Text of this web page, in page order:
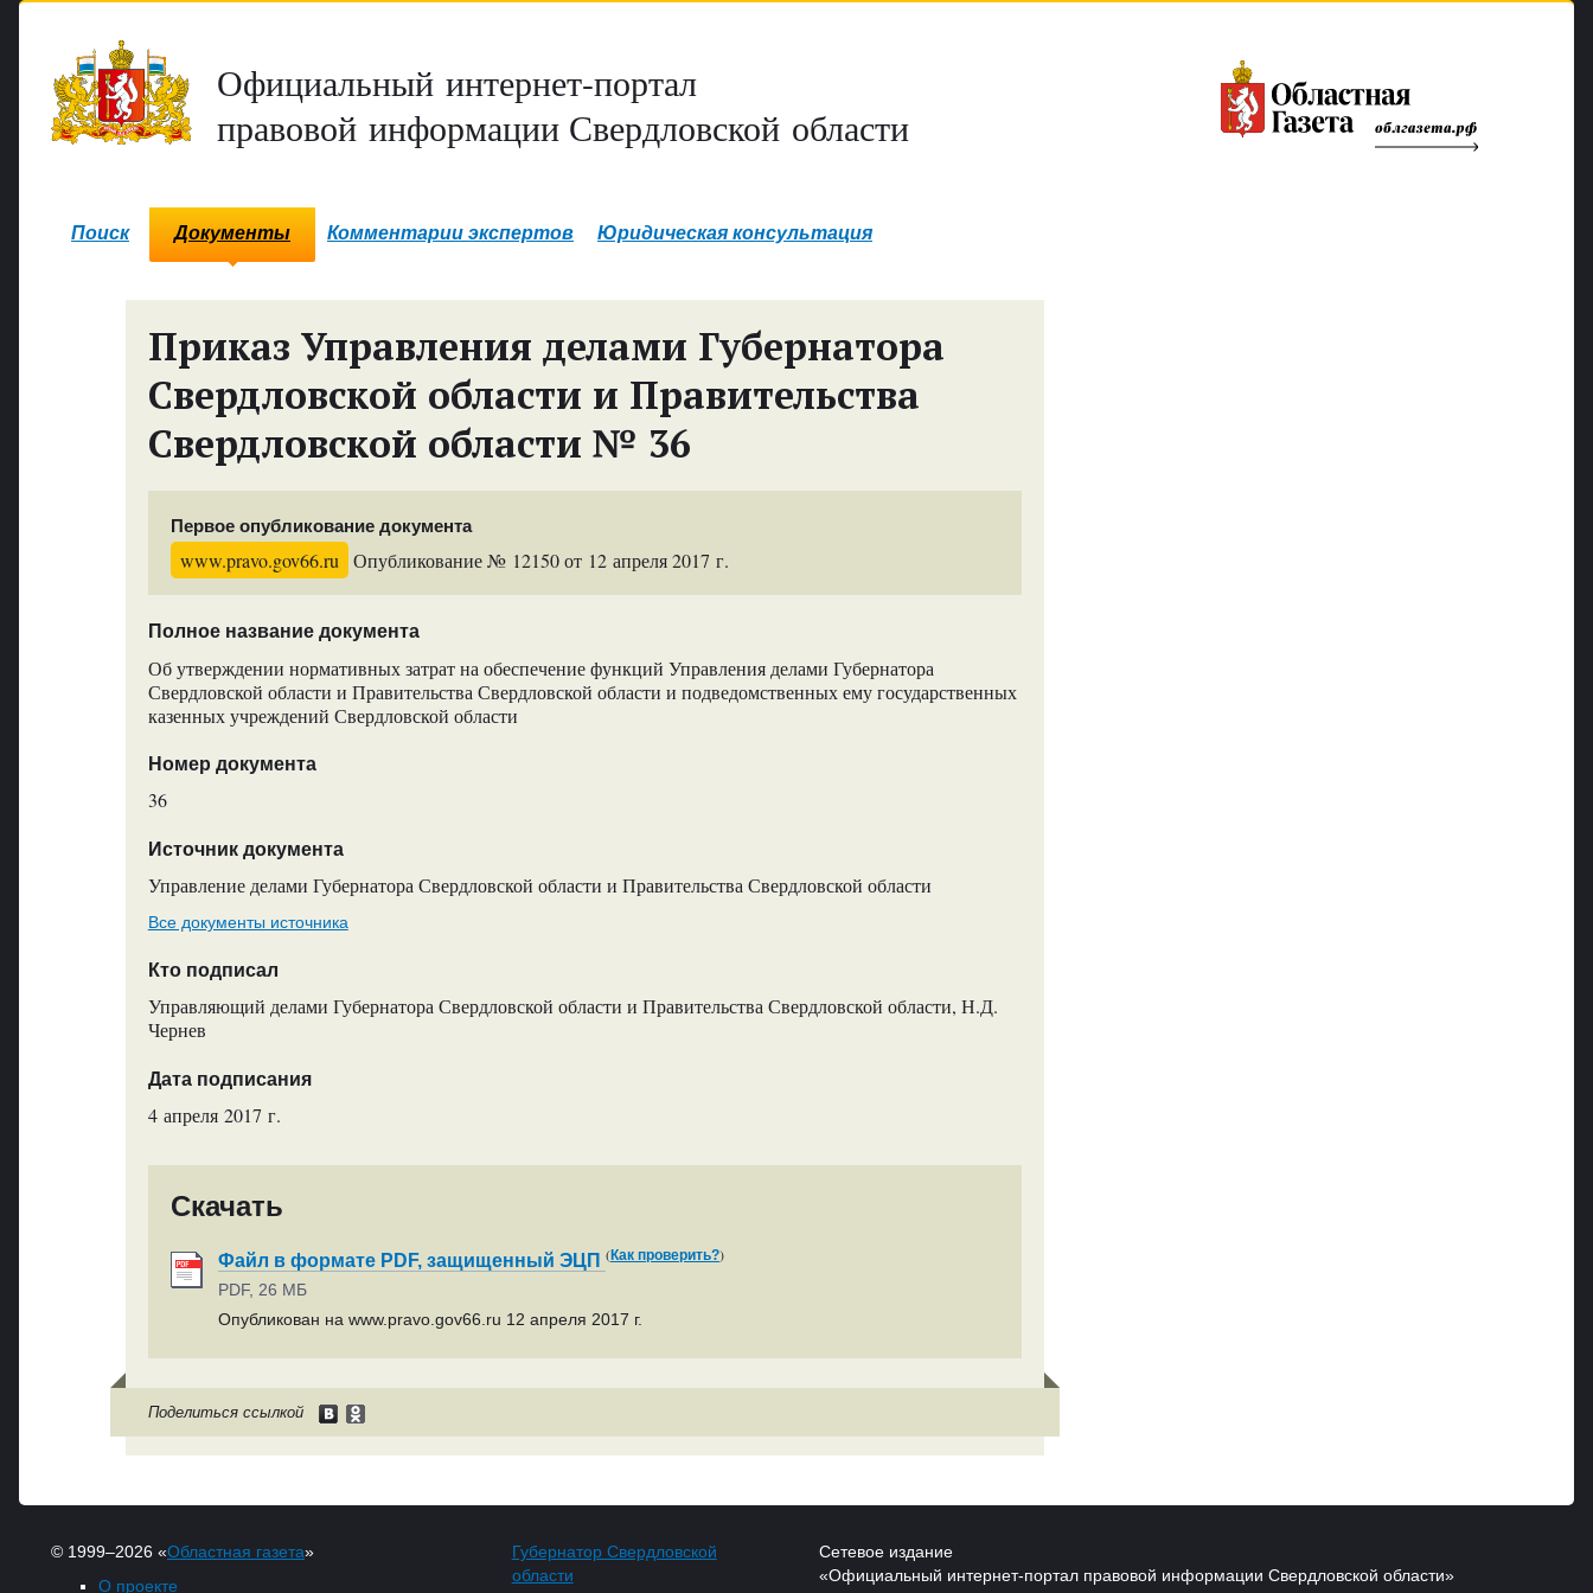
Официальный интернет-портал
правовой информации Свердловской области
Поиск Документы Комментарии экспертов Юридическая консультация
Приказ Управления делами Губернатора
Свердловской области и Правительства
Свердловской области № 36
Первое опубликование документа
www.pravo.gov66.ru Опубликование № 12150 от 12 апреля 2017 г.
Полное название документа
Об утверждении нормативных затрат на обеспечение функций Управления делами Губернатора
Свердловской области и Правительства Свердловской области и подведомственных ему государственных
казенных учреждений Свердловской области
Номер документа
36
Источник документа
Управление делами Губернатора Свердловской области и Правительства Свердловской области
Все документы источника
Кто подписал
Управляющий делами Губернатора Свердловской области и Правительства Свердловской области, Н.Д.
Чернев
Дата подписания
4 апреля 2017 г.
Скачать
Файл в формате PDF, защищенный ЭЦП (Как проверить?)
PDF, 26 МБ
Опубликован на www.pravo.gov66.ru 12 апреля 2017 г.
Поделиться ссылкой
© 1999–2026 «Областная газета»
О проекте
Губернатор Свердловской
области
Сетевое издание
«Официальный интернет-портал правовой информации Свердловской области»